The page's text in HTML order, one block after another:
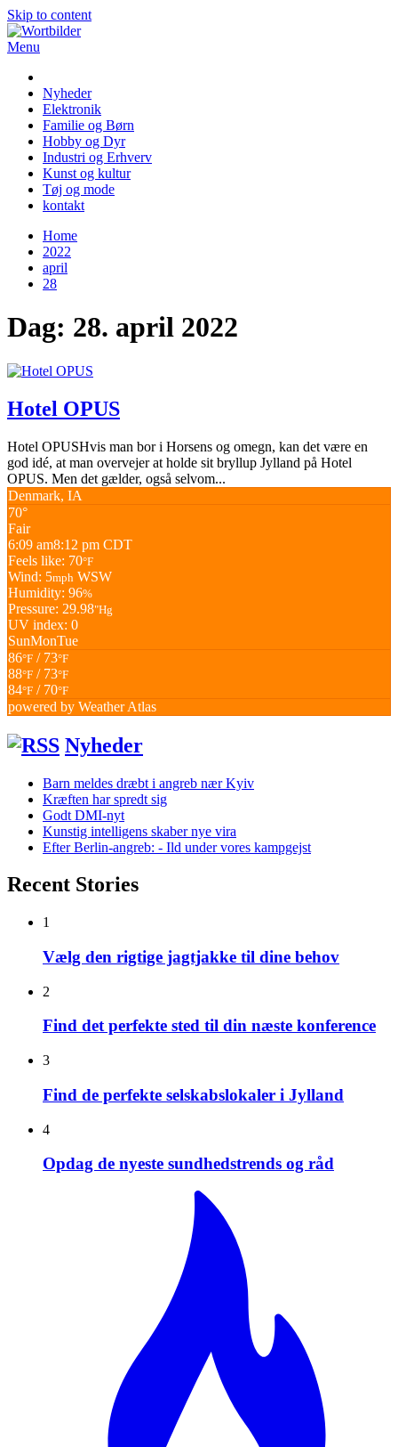
Skip to content
Menu
Nyheder
Elektronik
Familie og Børn
Hobby og Dyr
Industri og Erhverv
Kunst og kultur
Tøj og mode
kontakt
Home
2022
april
28
Dag: 28. april 2022
Hotel OPUS
Hotel OPUSHvis man bor i Horsens og omegn, kan det være en
god idé, at man overvejer at holde sit bryllup Jylland på Hotel
OPUS. Men det gælder, også selvom...
Denmark, IA
70°
Fair
6:09 am8:12 pm CDT
Feels like: 70°F
Wind: 5mph WSW
Humidity: 96%
Pressure: 29.98"Hg
UV index: 0
SunMonTue
86°F / 73°F
88°F / 73°F
84°F / 70°F
powered by Weather Atlas
Nyheder
Barn meldes dræbt i angreb nær Kyiv
Kræften har spredt sig
Godt DMI-nyt
Kunstig intelligens skaber nye vira
Efter Berlin-angreb: - Ild under vores kampgejst
Recent Stories
1
Vælg den rigtige jagtjakke til dine behov
2
Find det perfekte sted til din næste konference
3
Find de perfekte selskabslokaler i Jylland
4
Opdag de nyeste sundhedstrends og råd